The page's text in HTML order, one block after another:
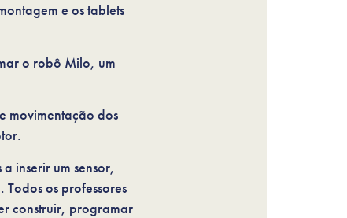
e os tablets
o robô Milo, um
movimentação dos
inserir um sensor,
os professores
construir, programar